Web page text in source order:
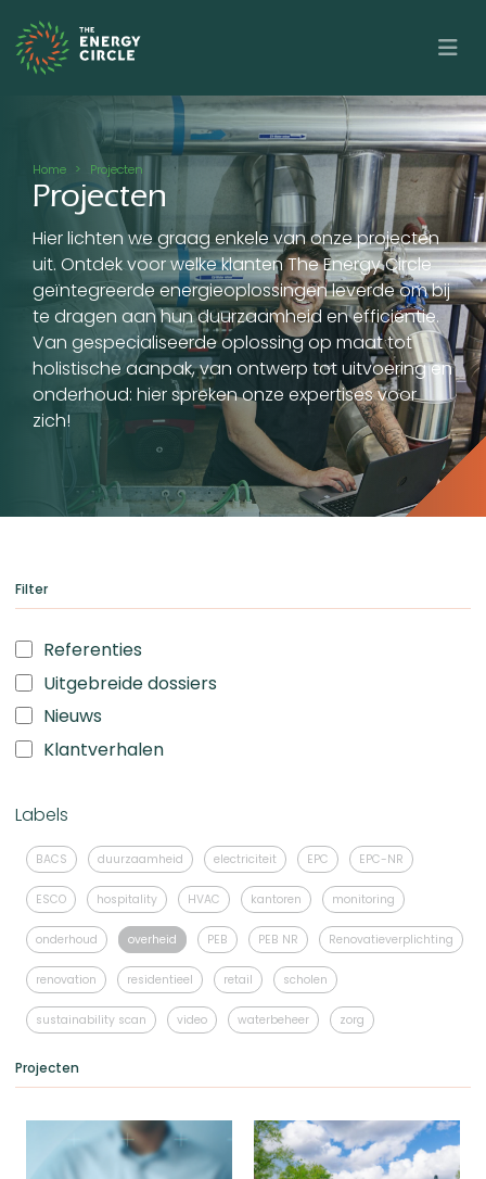
Overslaan en naar de inhoud gaan
Kruimelpad
Home Projecten
Projecten
Hier lichten we graag enkele van onze projecten
uit. Ontdek voor welke klanten The Energy Circle
geïntegreerde energieoplossingen leverde om bij
te dragen aan hun duurzaamheid en efficiëntie.
Van gespecialiseerde oplossing op maat tot
holistische aanpak, van ontwerp tot uitvoering en
onderhoud: hier spreken onze expertises voor
zich!
Filter
Referenties
Uitgebreide dossiers
Nieuws
Klantverhalen
Labels
BACS duurzaamheid electriciteit EPC EPC-NR
ESCO hospitality HVAC kantoren monitoring
onderhoud overheid PEB PEB NR Renovatieverplichting
renovation residentieel retail scholen
sustainability scan video waterbeheer zorg
Projecten